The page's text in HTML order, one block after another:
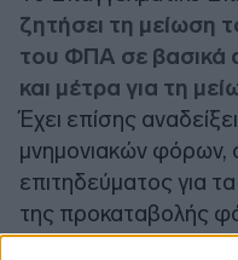
ζητήσει τη μείωση
του ΦΠΑ σε βασικά
και μέτρα για τη
Έχει επίσης
μνημονιακών φόρων,
επιτηδεύματος για
της προκαταβολής
επιβαρύνει τις